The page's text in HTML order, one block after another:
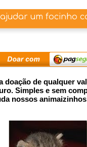
um focinho
doação de qualquer
Simples e sem
nossos